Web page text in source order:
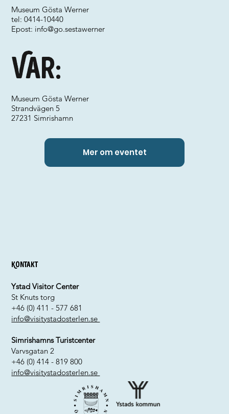
Var:
Museum Gösta Werner
tel: 0414-10440
Epost: info@go.sestawerner
Museum Gösta Werner
Strandvägen 5
27231 Simrishamn
Mer om eventet
Kontakt
Ystad Visitor Center
St Knuts torg
+46 (0) 411 - 577 681
info@visitystadosterlen.se
Simrishamns Turistcenter
Varvsgatan 2
+46 (0) 414 - 819 800
info@visitystadosterlen.se